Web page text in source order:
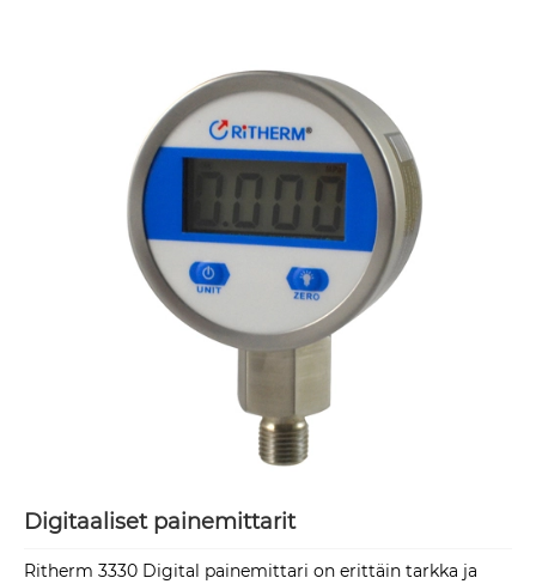
Digitaaliset painemittarit
Ritherm 3330 Digital painemittari on erittäin tarkka ja